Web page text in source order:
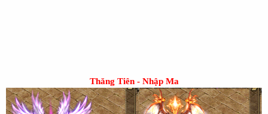
Thăng Tiên - Nhập Ma